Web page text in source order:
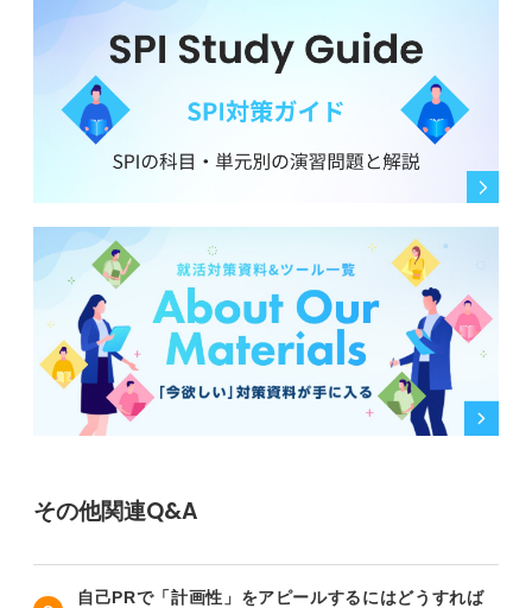
その他関連Q&A
自己PRで「計画性」をアピールするにはどうすれば